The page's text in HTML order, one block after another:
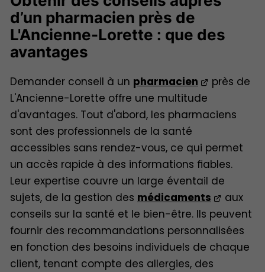
d’un pharmacien près de
L'Ancienne-Lorette : que des
avantages
Demander conseil à un pharmacien
près de
L'Ancienne-Lorette offre une multitude
d'avantages. Tout d'abord, les pharmaciens
sont des professionnels de la santé
accessibles sans rendez-vous, ce qui permet
un accès rapide à des informations fiables.
Leur expertise couvre un large éventail de
sujets, de la gestion des médicaments
aux
conseils sur la santé et le bien-être. Ils peuvent
fournir des recommandations personnalisées
en fonction des besoins individuels de chaque
client, tenant compte des allergies, des